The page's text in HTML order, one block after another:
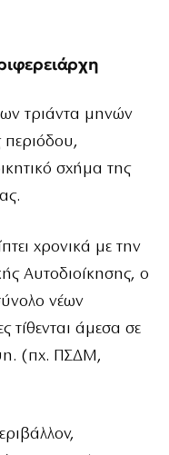
τριάντα μηνών
περιόδου,
σχήμα της
χρονικά με την
Αυτοδιοίκησης, ο
νέων
τίθενται άμεσα σε
(πχ. ΠΣΔΜ,